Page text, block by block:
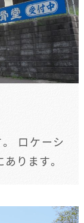
ロケーシ
ります。